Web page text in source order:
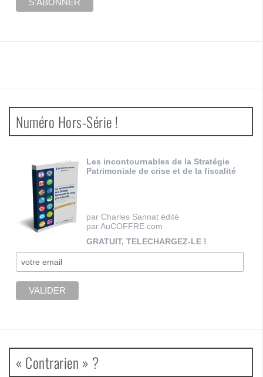
Numéro Hors-Série !
Les incontournables de la Stratégie
Patrimoniale de crise et de la fiscalité
par Charles Sannat édité
par AuCOFFRE.com
GRATUIT, TELECHARGEZ-LE !
« Contrarien » ?